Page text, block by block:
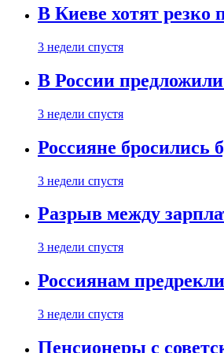
В Киеве хотят резко
3 недели спустя
В России
3 недели спустя
Россияне бросились
3 недели спустя
Разрыв между
3 недели спустя
Россиянам
3 недели спустя
Пенсионеры с